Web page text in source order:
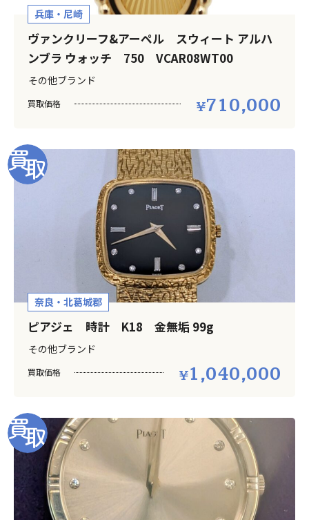
兵庫・尼崎
ヴァンクリーフ&アーペル スウィート アルハ
ンブラ ウォッチ 750 VCAR08WT00
その他ブランド
買取価格 710,000
奈良・北葛城郡
ピアジェ 時計 K18 金無垢 99g
その他ブランド
買取価格 1,040,000